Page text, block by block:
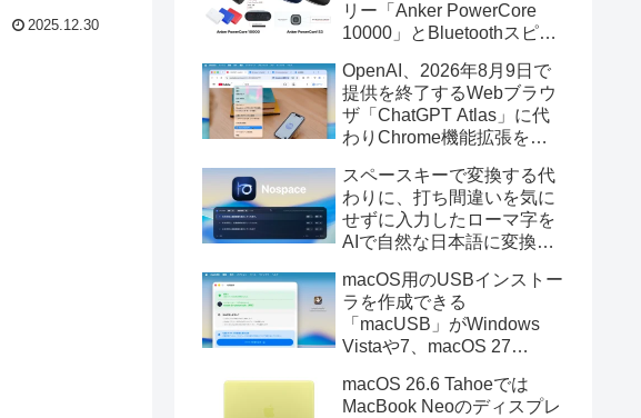
2025.12.30
リー「Anker PowerCore
10000」とBluetoothスピー
辺を焼損する火災が6月に3
件発生していたそうなので
注意を。
OpenAI、2026年8月9日で
提供を終了するWebブラウ
ザ「ChatGPT Atlas」に代
わりChrome機能拡張をア
画の質問やAsk ChatGPT機
能を追加。
スペースキーで変換する代
わりに、打ち間違いを気に
せずに入力したローマ字を
AIで自然な日本語に変換し
力アプリ「Nospace」がリ
リース。
macOS用のUSBインストー
ラを作成できる
「macUSB」がWindows
Vistaや7、macOS 27
トーラの作成に対応。
macOS 26.6 Tahoeでは
MacBook Neoのディスプレ